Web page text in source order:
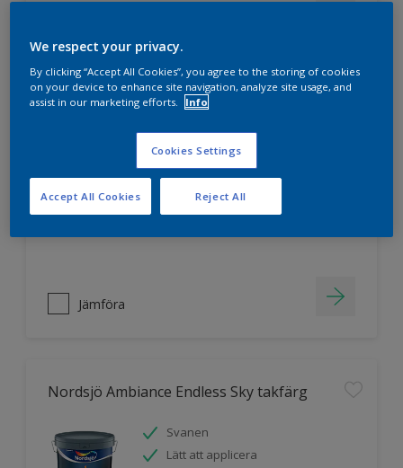
Nordsjö Ambiance Superfinish Matt
Helmatt
Hög kulörbeständighet
Tvättbar
Jämföra
Nordsjö Ambiance Endless Sky takfärg
Svanen
Lätt att applicera
We respect your privacy.
By clicking “Accept All Cookies”, you agree to the storing of cookies
on your device to enhance site navigation, analyze site usage, and
assist in our marketing efforts.
Info
Cookies Settings
Reject All
Accept All Cookies